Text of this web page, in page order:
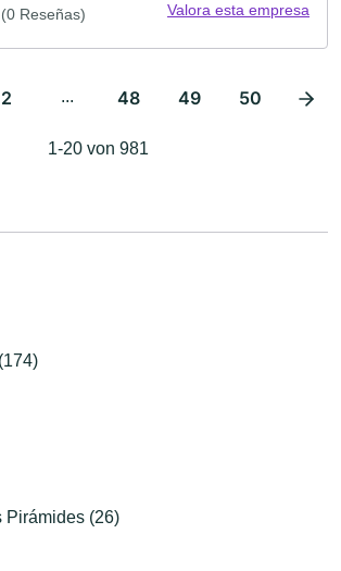
(0 Reseñas) Valora esta empresa
2 ... 48 49 50
1-20 von 981
Pirámides (26)